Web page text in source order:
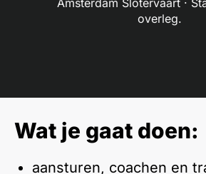
Amsterdam Slotervaart ·
overleg.
Wat je gaat doen:
aansturen, coachen en